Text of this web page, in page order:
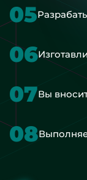
05
06
07Вы
08